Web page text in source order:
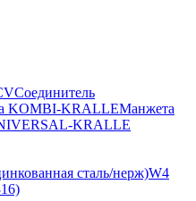
Соединитель
KOMBI-KRALLEМанжета
KRALLE
сталь/нерж)W4